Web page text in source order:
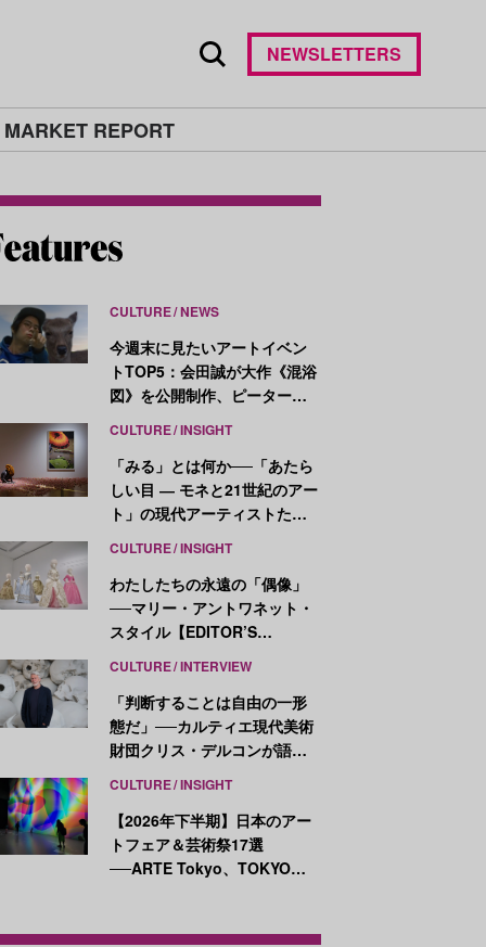
REPORT
NEWSLETTERS
CULTURE NEWS
今週末に見たいアートイベン
トTOP5：会田誠が大作《混浴
図》を公開制作、ピーター・
CULTURE INSIGHT
「みる」とは何か──「あたら
しい目 ― モネと21世紀のアー
ト」の現代アーティストたち
CULTURE INSIGHT
わたしたちの永遠の「偶像」
──マリー・アントワネット・
スタイル【EDITOR’S
CULTURE INTERVIEW
「判断することは自由の一形
態だ」──カルティエ現代美術
財団クリス・デルコンが語
CULTURE INSIGHT
【2026年下半期】日本のアー
トフェア＆芸術祭17選
──ARTE Tokyo、TOKYO